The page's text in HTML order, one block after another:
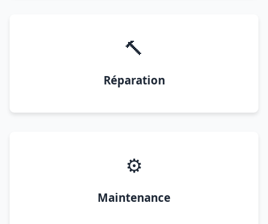
🔨
Réparation
⚙️
Maintenance